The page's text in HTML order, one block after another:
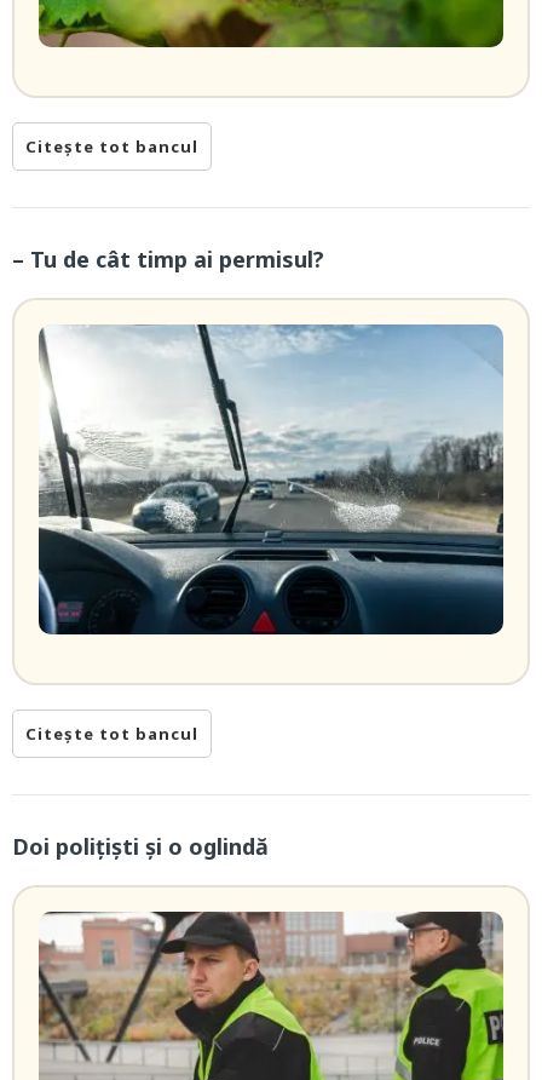
Citește tot bancul
– Tu de cât timp ai permisul?
Citește tot bancul
Doi poliţişti și o oglindă